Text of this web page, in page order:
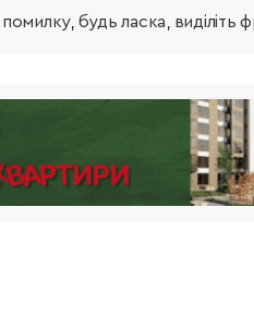
будь ласка, виділіть